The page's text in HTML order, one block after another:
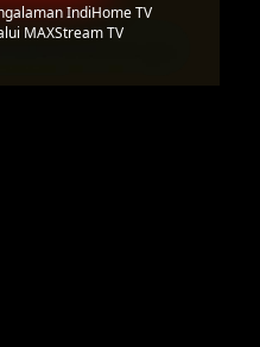
IndiHome TV
MAXStream TV